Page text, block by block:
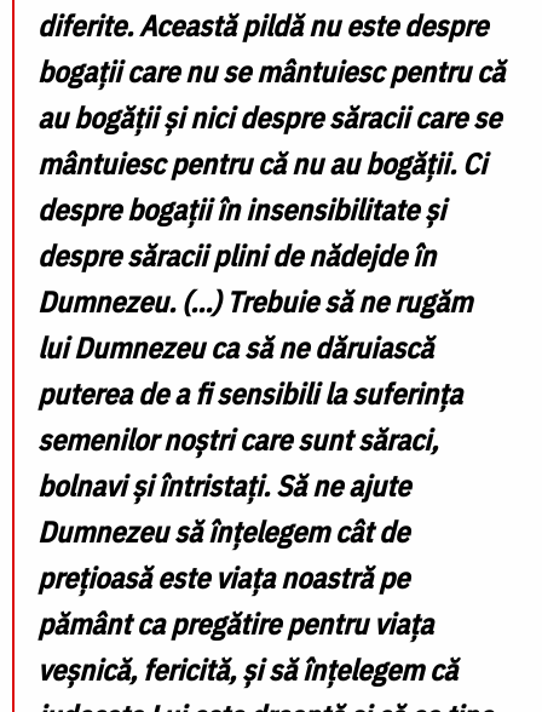
diferite. Această pildă nu este despre
bogații care nu se mântuiesc pentru că
au bogății și nici despre săracii care se
mântuiesc pentru că nu au bogății. Ci
despre bogații în insensibilitate și
despre săracii plini de nădejde în
Dumnezeu. (…) Trebuie să ne rugăm
lui Dumnezeu ca să ne dăruiască
puterea de a fi sensibili la suferința
semenilor noștri care sunt săraci,
bolnavi și întristați. Să ne ajute
Dumnezeu să înțelegem cât de
prețioasă este viața noastră pe
pământ ca pregătire pentru viața
veșnică, fericită, și să înțelegem că